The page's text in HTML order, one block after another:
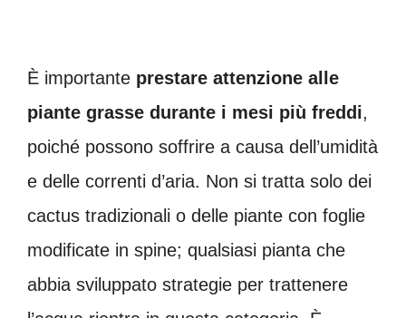
È importante prestare attenzione alle
piante grasse durante i mesi più freddi,
poiché possono soffrire a causa dell’umidità
e delle correnti d’aria. Non si tratta solo dei
cactus tradizionali o delle piante con foglie
modificate in spine; qualsiasi pianta che
abbia sviluppato strategie per trattenere